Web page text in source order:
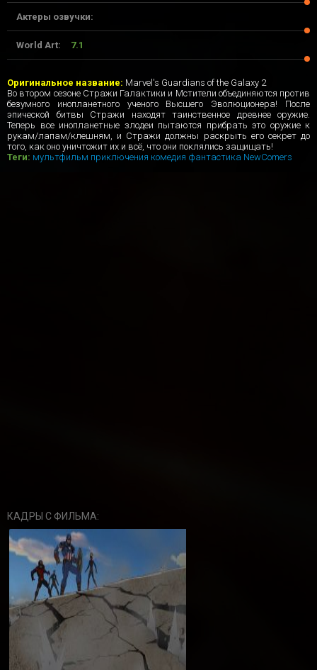
Актеры озвучки:
World Art:
7.1
Оригинальное название: Marvel's Guardians of the Galaxy 2
Во втором сезоне Стражи Галактики и Мстители объединяются против
безумного инопланетного ученого Высшего Эволюционера! После
эпической битвы Стражи находят таинственное древнее оружие.
Теперь все инопланетные злодеи пытаются прибрать это оружие к
рукам/лапам/клешням, и Стражи должны раскрыть его секрет до
того, как оно уничтожит их и всё, что они поклялись защищать!
Теги: мультфильм приключения комедия фантастика NewComers
КАДРЫ С ФИЛЬМА: